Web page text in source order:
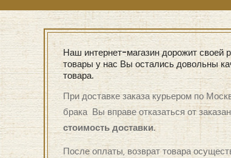
Наш интернет-магазин дорожит
товары у нас Вы остались довольны
товара.
При доставке заказа курьером по
брака Вы вправе отказаться от
стоимость доставки.
После оплаты, возврат товара